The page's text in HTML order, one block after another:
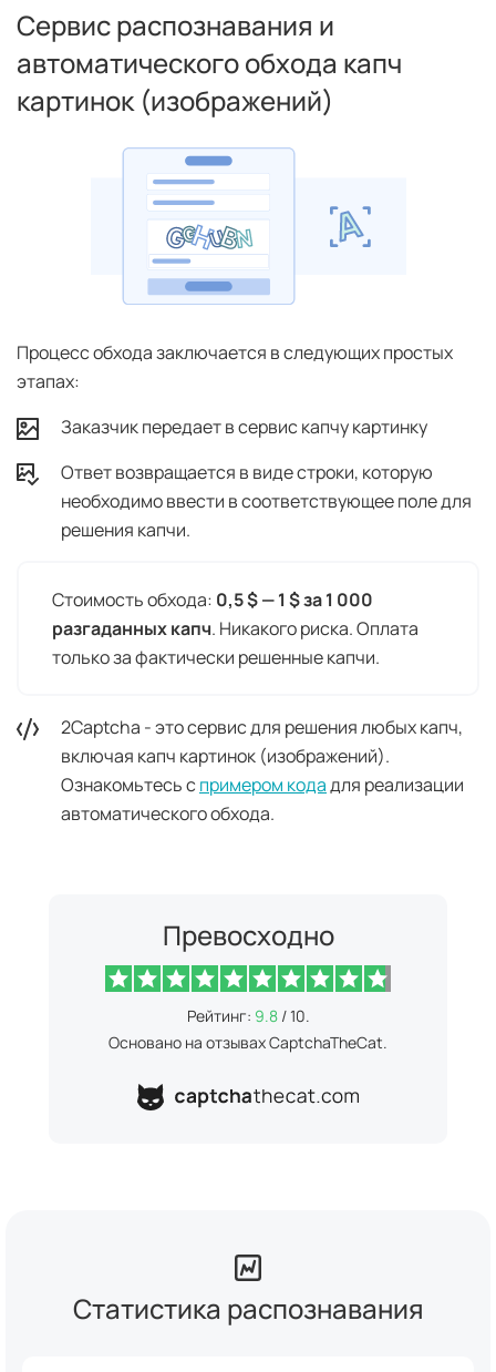
Сервис распознавания и
автоматического обхода капч
картинок (изображений)
Процесс обхода заключается в следующих простых
этапах:
Заказчик передает в сервис капчу картинку
Ответ возвращается в виде строки, которую
необходимо ввести в соответствующее поле для
решения капчи.
Стоимость обхода: 0,5 $ — 1 $ за 1 000
разгаданных капч. Никакого риска. Оплата
только за фактически решенные капчи.
2Captcha - это сервис для решения любых капч,
включая капч картинок (изображений).
Ознакомьтесь спримером кодадля реализации
автоматического обхода.
Превосходно
Рейтинг: 9.8/ 10.
Основано на отзывах CaptchaTheCat.
Статистика распознавания